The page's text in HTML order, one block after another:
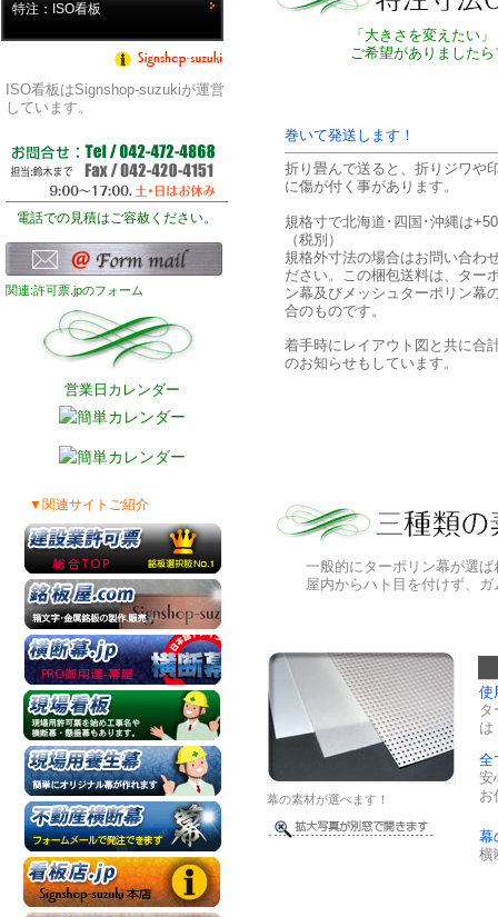
特注：ISO看板
ISO看板はSignshop-suzukiが運営
しています。
営業日カレンダー
電話での見積はご容赦ください。
関連:許可票.jpのフォーム
▼関連サイトご紹介
「大きさを変えたい
ご希望がありました
巻いて発送します！
折り畳んで送ると、折りジワや
に傷が付く事があります。
規格寸で北海道･四国･沖縄は
（税別）
規格外寸法の場合はお問い合わ
ださい。この梱包送料は、ター
ン幕及びメッシュターポリン幕
合のものです。
着手時にレイアウト図と共に合
のお知らせもしています。
一般的にターポリン幕が選
屋内からハト目を付けず、
幕の素材が選べます！
使
は
全
安
お
幕
横